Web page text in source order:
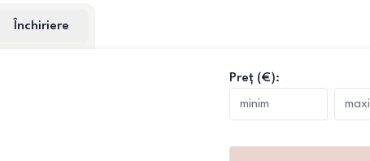
Închiriere
Preț (€):